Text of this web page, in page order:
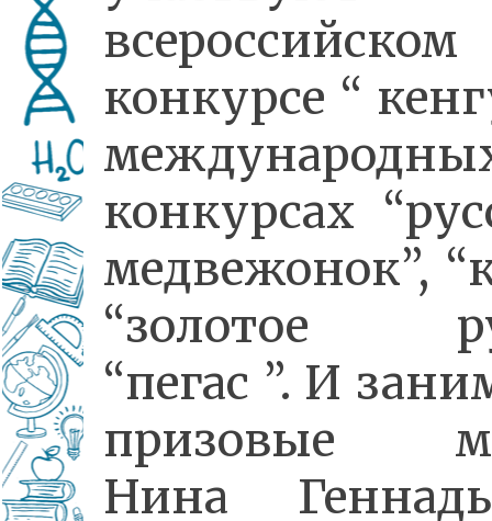
всероссийском
конкурсе “
конкурсах
медвежонок”,
“золотое
“пегас ”. И
призовые
Нина